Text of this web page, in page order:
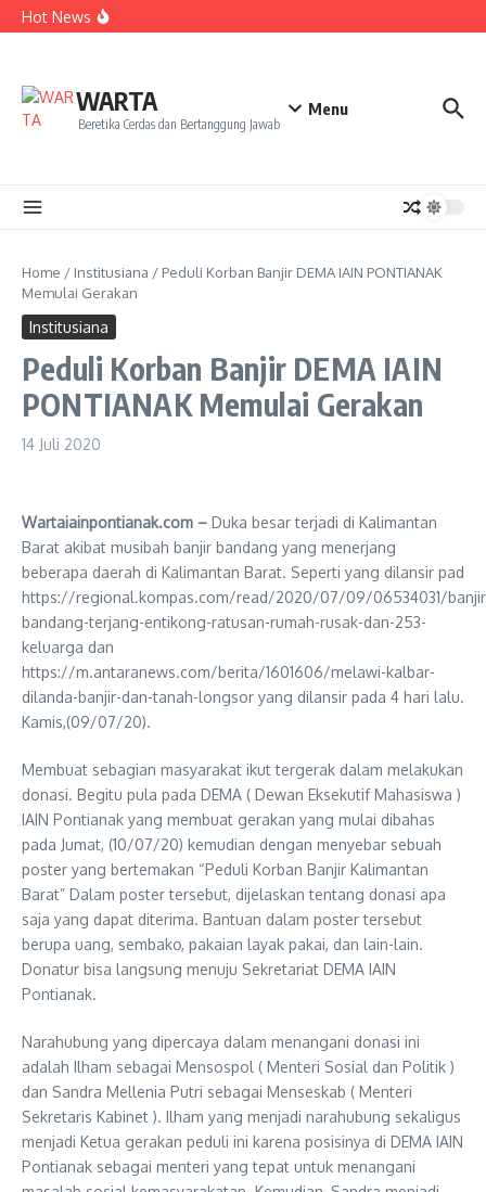
Lewati ke konten
Hot News
ke NCC 4 Bali
Sukseskan Kerja Bakti di Anjungan Melancar
WARTA
Beretika Cerdas dan Bertanggung Jawab
Menu
Home / Institusiana / Peduli Korban Banjir DEMA IAIN PONTIANAK
Memulai Gerakan
Institusiana
Peduli Korban Banjir DEMA IAIN
PONTIANAK Memulai Gerakan
14 Juli 2020
Wartaiainpontianak.com – Duka besar terjadi di Kalimantan
Barat akibat musibah banjir bandang yang menerjang
beberapa daerah di Kalimantan Barat. Seperti yang dilansir pad
https://regional.kompas.com/read/2020/07/09/06534031/
bandang-terjang-entikong-ratusan-rumah-rusak-dan-253-
keluarga dan
https://m.antaranews.com/berita/1601606/melawi-kalbar-
dilanda-banjir-dan-tanah-longsor yang dilansir pada 4 hari lalu.
Kamis,(09/07/20).
Membuat sebagian masyarakat ikut tergerak dalam melakukan
donasi. Begitu pula pada DEMA ( Dewan Eksekutif Mahasiswa )
IAIN Pontianak yang membuat gerakan yang mulai dibahas
pada Jumat, (10/07/20) kemudian dengan menyebar sebuah
poster yang bertemakan “Peduli Korban Banjir Kalimantan
Barat” Dalam poster tersebut, dijelaskan tentang donasi apa
saja yang dapat diterima. Bantuan dalam poster tersebut
berupa uang, sembako, pakaian layak pakai, dan lain-lain.
Donatur bisa langsung menuju Sekretariat DEMA IAIN
Pontianak.
Narahubung yang dipercaya dalam menangani donasi ini
adalah Ilham sebagai Mensospol ( Menteri Sosial dan Politik )
dan Sandra Mellenia Putri sebagai Menseskab ( Menteri
Sekretaris Kabinet ). Ilham yang menjadi narahubung sekaligus
menjadi Ketua gerakan peduli ini karena posisinya di DEMA IAIN
Pontianak sebagai menteri yang tepat untuk menangani